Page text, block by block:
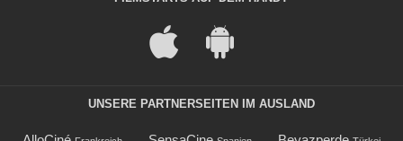
UNSERE PARTNERSEITEN IM AUSLAND